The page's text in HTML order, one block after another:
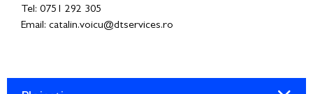
Tel: 0751 292 305
Email: catalin.voicu@dtservices.ro